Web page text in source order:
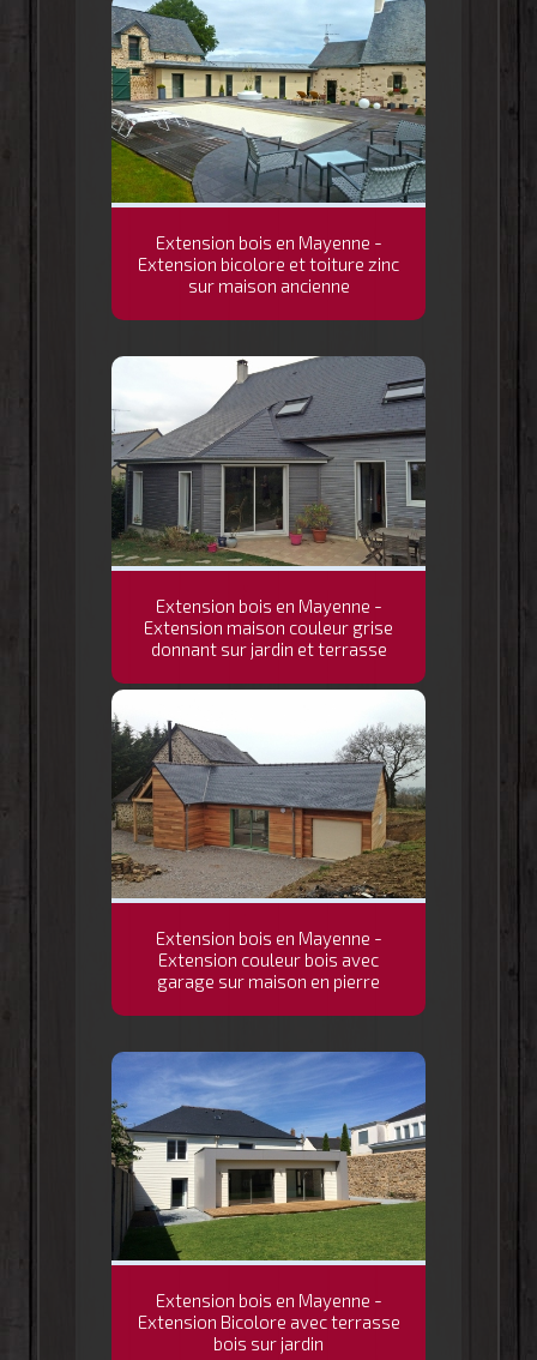
Extension bois en Mayenne -
Extension bicolore et toiture zinc
sur maison ancienne
Extension bois en Mayenne -
Extension maison couleur grise
donnant sur jardin et terrasse
Extension bois en Mayenne -
Extension couleur bois avec
garage sur maison en pierre
Extension bois en Mayenne -
Extension Bicolore avec terrasse
bois sur jardin